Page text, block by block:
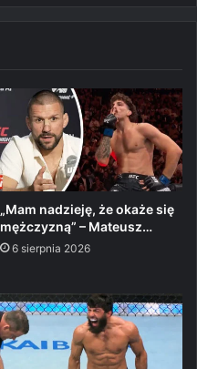
„Mam nadzieję, że okaże się
mężczyzną” – Mateusz…
6 sierpnia 2026